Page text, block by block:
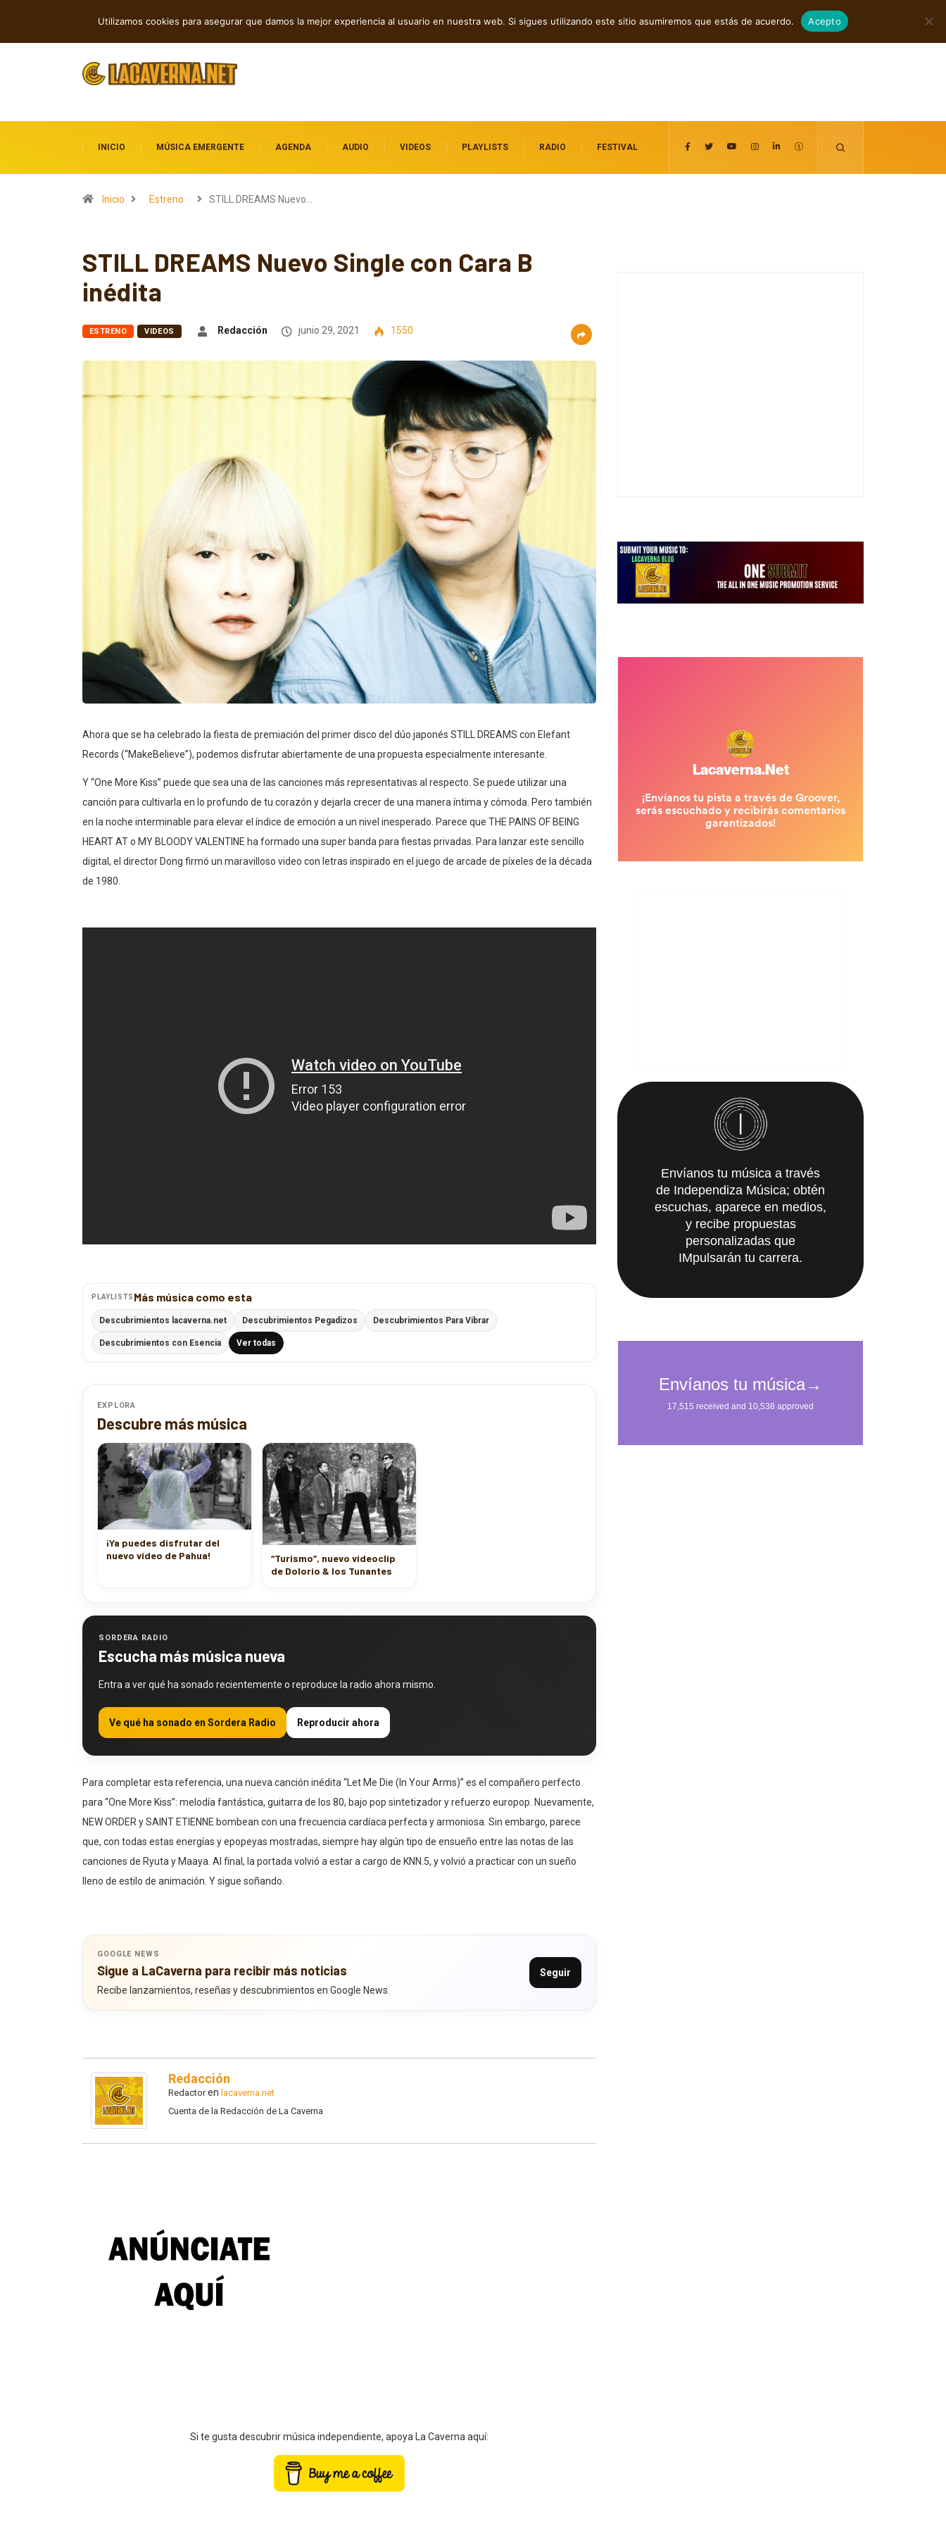
agosto 7, 2026
INICIO MÚSICA EMERGENTE AGENDA AUDIO VIDEOS PLAYLISTS RADIO FESTIVAL
Inicio Estreno STILL DREAMS Nuevo…
STILL DREAMS Nuevo Single con Cara B
inédita
ESTRENO VIDEOS Redacción junio 29, 2021 1550
Ahora que se ha celebrado la fiesta de premiación del primer disco del dúo japonés STILL DREAMS con Elefant
Records (“MakeBelieve”), podemos disfrutar abiertamente de una propuesta especialmente interesante.
Y “One More Kiss” puede que sea una de las canciones más representativas al respecto. Se puede utilizar una
canción para cultivarla en lo profundo de tu corazón y dejarla crecer de una manera íntima y cómoda. Pero también
en la noche interminable para elevar el índice de emoción a un nivel inesperado. Parece que THE PAINS OF BEING
HEART AT o MY BLOODY VALENTINE ha formado una super banda para fiestas privadas. Para lanzar este sencillo
digital, el director Dong firmó un maravilloso video con letras inspirado en el juego de arcade de píxeles de la década
de 1980.
PLAYLISTS Más música como esta
Descubrimientos lacaverna.net Descubrimientos Pegadizos Descubrimientos Para Vibrar
Descubrimientos con Esencia Ver todas
EXPLORA
Descubre más música
¡Ya puedes disfrutar del
nuevo vídeo de Pahua!
“Turismo”, nuevo videoclip
de Dolorio & los Tunantes
SORDERA RADIO
Escucha más música nueva
Entra a ver qué ha sonado recientemente o reproduce la radio ahora mismo.
Ve qué ha sonado en Sordera Radio Reproducir ahora
Para completar esta referencia, una nueva canción inédita “Let Me Die (In Your Arms)” es el compañero perfecto
para “One More Kiss”: melodía fantástica, guitarra de los 80, bajo pop sintetizador y refuerzo europop. Nuevamente,
NEW ORDER y SAINT ETIENNE bombean con una frecuencia cardíaca perfecta y armoniosa. Sin embargo, parece
que, con todas estas energías y epopeyas mostradas, siempre hay algún tipo de ensueño entre las notas de las
canciones de Ryuta y Maaya. Al final, la portada volvió a estar a cargo de KNN.5, y volvió a practicar con un sueño
lleno de estilo de animación. Y sigue soñando.
GOOGLE NEWS
Sigue a LaCaverna para recibir más noticias
Recibe lanzamientos, reseñas y descubrimientos en Google News.
Seguir
Redacción
Redactoren lacaverna.net
Cuenta de la Redacción de La Caverna
Si te gusta descubrir música independiente, apoya La Caverna aquí:
Envíanos tu música a través
de Independiza Música; obtén
escuchas, aparece en medios,
y recibe propuestas
personalizadas que
IMpulsarán tu carrera.
Utilizamos cookies para asegurar que damos la mejor experiencia al usuario en nuestra web. Si sigues utilizando este sitio asumiremos que estás de acuerdo. Acepto